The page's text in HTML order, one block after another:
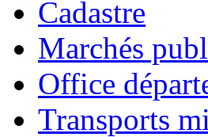
Cadastre
Marchés
Office
Transports